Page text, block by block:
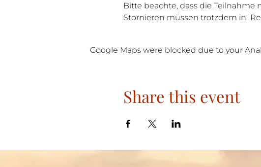
Bitte beachte, dass die Teilnahme
Stornieren müssen trotzdem in
Google Maps were blocked due to your
Share this event